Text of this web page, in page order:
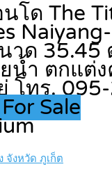
โด The
าด 35.45
น้ำ ตกแต่
โทร.
Sale
จังหวัด ภูเก็ต